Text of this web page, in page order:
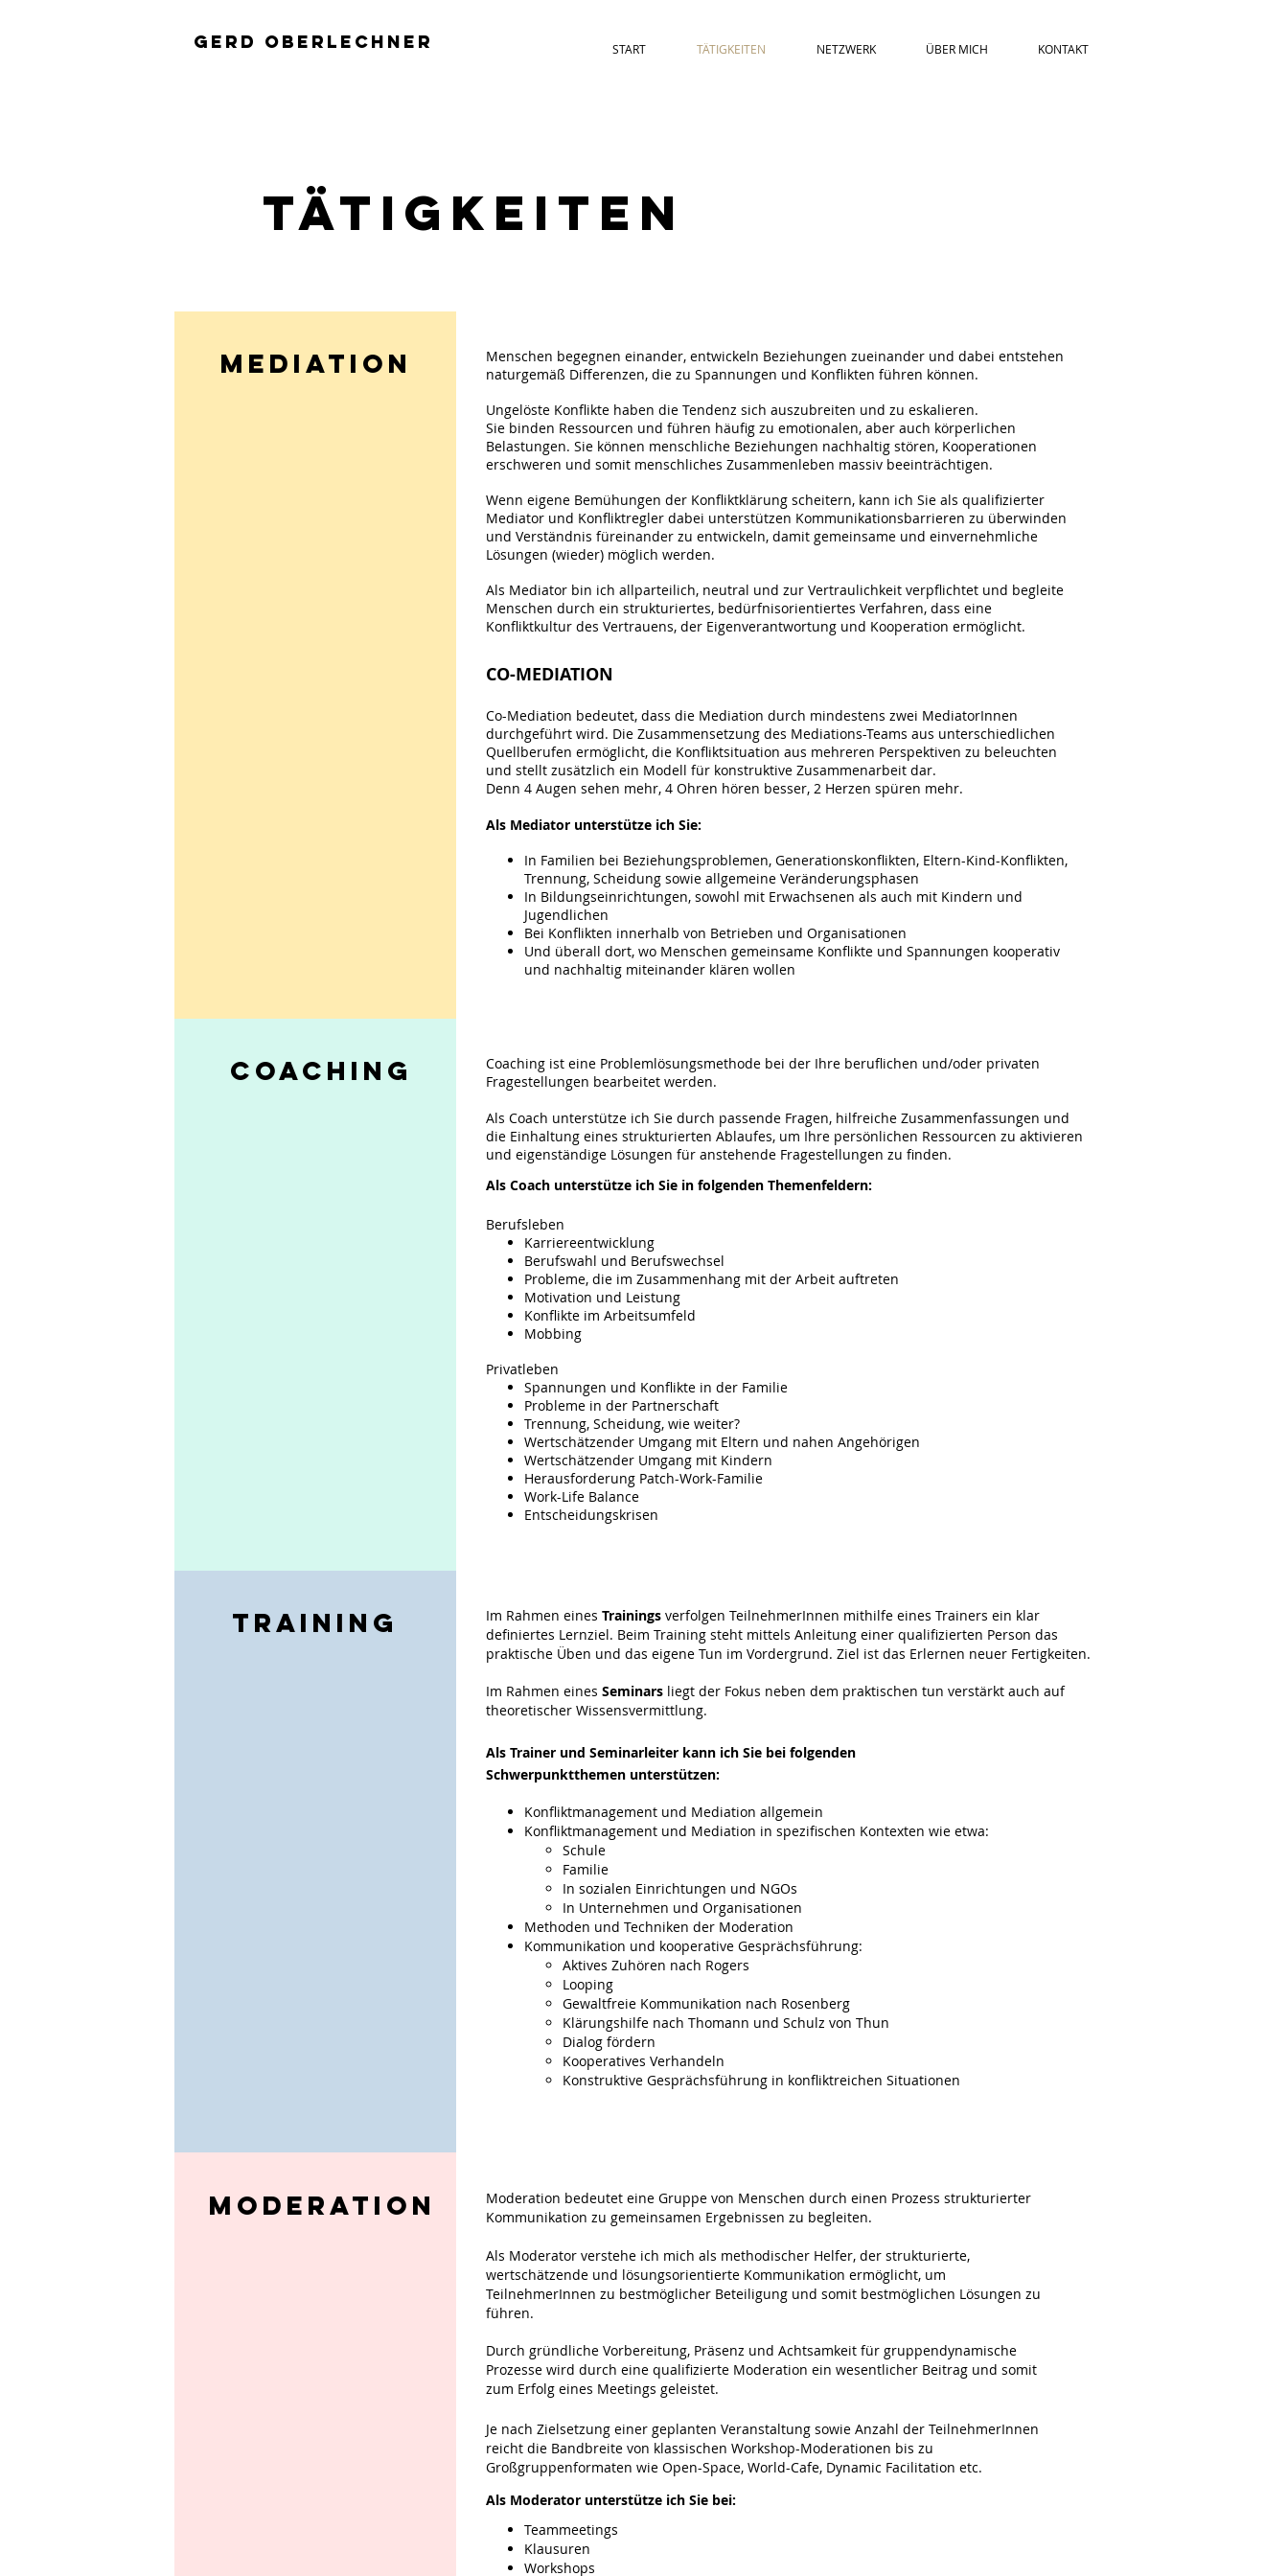
Gerd Oberlechner START TÄTIGKEITEN NETZWERK ÜBER MICH KONTAKT
TÄTIGKEITEN
MEDIATION
Menschen begegnen einander, entwickeln Beziehungen zueinander und dabei entstehen
naturgemäß Differenzen, die zu Spannungen und Konflikten führen können.
Ungelöste Konflikte haben die Tendenz sich auszubreiten und zu eskalieren.
Sie binden Ressourcen und führen häufig zu emotionalen, aber auch körperlichen
Belastungen. Sie können menschliche Beziehungen nachhaltig stören, Kooperationen
erschweren und somit menschliches Zusammenleben massiv beeinträchtigen.
Wenn eigene Bemühungen der Konfliktklärung scheitern, kann ich Sie als qualifizierter
Mediator und Konfliktregler dabei unterstützen Kommunikationsbarrieren zu überwinden
und Verständnis füreinander zu entwickeln, damit gemeinsame und einvernehmliche
Lösungen (wieder) möglich werden.
Als Mediator bin ich allparteilich, neutral und zur Vertraulichkeit verpflichtet und begleite
Menschen durch ein strukturiertes, bedürfnisorientiertes Verfahren, dass eine
Konfliktkultur des Vertrauens, der Eigenverantwortung und Kooperation ermöglicht.
CO-MEDIATION
Co-Mediation bedeutet, dass die Mediation durch mindestens zwei MediatorInnen
durchgeführt wird. Die Zusammensetzung des Mediations-Teams aus unterschiedlichen
Quellberufen ermöglicht, die Konfliktsituation aus mehreren Perspektiven zu beleuchten
und stellt zusätzlich ein Modell für konstruktive Zusammenarbeit dar.
Denn 4 Augen sehen mehr, 4 Ohren hören besser, 2 Herzen spüren mehr.
Als Mediator unterstütze ich Sie:
In Familien bei Beziehungsproblemen, Generationskonflikten, Eltern-Kind-Konflikten,
Trennung, Scheidung sowie allgemeine Veränderungsphasen
In Bildungseinrichtungen, sowohl mit Erwachsenen als auch mit Kindern und
Jugendlichen
Bei Konflikten innerhalb von Betrieben und Organisationen
Und überall dort, wo Menschen gemeinsame Konflikte und Spannungen kooperativ
und nachhaltig miteinander klären wollen
COACHING
Coaching ist eine Problemlösungsmethode bei der Ihre beruflichen und/oder privaten
Fragestellungen bearbeitet werden.
Als Coach unterstütze ich Sie durch passende Fragen, hilfreiche Zusammenfassungen und
die Einhaltung eines strukturierten Ablaufes, um Ihre persönlichen Ressourcen zu aktivieren
und eigenständige Lösungen für anstehende Fragestellungen zu finden.
Als Coach unterstütze ich Sie in folgenden Themenfeldern:
Berufsleben
Karriereentwicklung
Berufswahl und Berufswechsel
Probleme, die im Zusammenhang mit der Arbeit auftreten
Motivation und Leistung
Konflikte im Arbeitsumfeld
Mobbing
Privatleben
Spannungen und Konflikte in der Familie
Probleme in der Partnerschaft
Trennung, Scheidung, wie weiter?
Wertschätzender Umgang mit Eltern und nahen Angehörigen
Wertschätzender Umgang mit Kindern
Herausforderung Patch-Work-Familie
Work-Life Balance
Entscheidungskrisen
Training Im Rahmen eines Trainings verfolgen TeilnehmerInnen mithilfe eines Trainers ein klar
definiertes Lernziel. Beim Training steht mittels Anleitung einer qualifizierten Person das
praktische Üben und das eigene Tun im Vordergrund. Ziel ist das Erlernen neuer Fertigkeiten.
Im Rahmen eines Seminars liegt der Fokus neben dem praktischen tun verstärkt auch auf
theoretischer Wissensvermittlung.
Als Trainer und Seminarleiter kann ich Sie bei folgenden
Schwerpunktthemen unterstützen:
Konfliktmanagement und Mediation allgemein
Konfliktmanagement und Mediation in spezifischen Kontexten wie etwa:
Schule
Familie
In sozialen Einrichtungen und NGOs
In Unternehmen und Organisationen
Methoden und Techniken der Moderation
Kommunikation und kooperative Gesprächsführung:
Aktives Zuhören nach Rogers
Looping
Gewaltfreie Kommunikation nach Rosenberg
Klärungshilfe nach Thomann und Schulz von Thun
Dialog fördern
Kooperatives Verhandeln
Konstruktive Gesprächsführung in konfliktreichen Situationen
MOderation
Moderation bedeutet eine Gruppe von Menschen durch einen Prozess strukturierter
Kommunikation zu gemeinsamen Ergebnissen zu begleiten.
Als Moderator verstehe ich mich als methodischer Helfer, der strukturierte,
wertschätzende und lösungsorientierte Kommunikation ermöglicht, um
TeilnehmerInnen zu bestmöglicher Beteiligung und somit bestmöglichen Lösungen zu
führen.
Durch gründliche Vorbereitung, Präsenz und Achtsamkeit für gruppendynamische
Prozesse wird durch eine qualifizierte Moderation ein wesentlicher Beitrag und somit
zum Erfolg eines Meetings geleistet.
Je nach Zielsetzung einer geplanten Veranstaltung sowie Anzahl der TeilnehmerInnen
reicht die Bandbreite von klassischen Workshop-Moderationen bis zu
Großgruppenformaten wie Open-Space, World-Cafe, Dynamic Facilitation etc.
Als Moderator unterstütze ich Sie bei:
Teammeetings
Klausuren
Workshops